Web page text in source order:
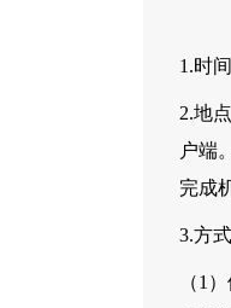
1.时
2.地点
户端
完成
3.方式
（1